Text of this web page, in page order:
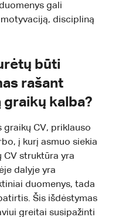
gali
discipliną
būti
rašant
kalba?
CV, priklauso
į kurį asmuo siekia
CV struktūra yra
dalyje yra
duomenys, tada
Šis išdėstymas
greitai susipažinti